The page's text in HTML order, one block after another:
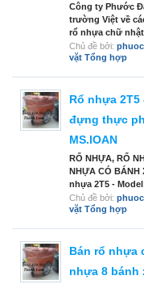
Công ty Phước
trường Việt về
rổ nhựa chữ
Chủ đề bởi:
vặt Tổng hợp
Rổ nhựa
đựng thực
MS.lOAN
RỔ NHỰA, RỔ
NHỰA CÓ BÁNH
nhựa 2T5 -
Chủ đề bởi:
vặt Tổng hợp
Bán rổ nhựa
nhựa 8 bánh